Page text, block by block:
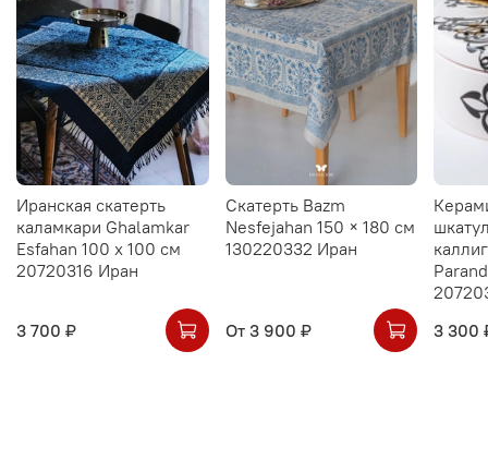
Иранская скатерть
каламкари Ghalamkar
Esfahan 100 х 100 см
20720316 Иран
3 700 ₽
Скатерть Bazm
Nesfejahan 150 × 180 см
130220332 Иран
От 3 900 ₽
3 300